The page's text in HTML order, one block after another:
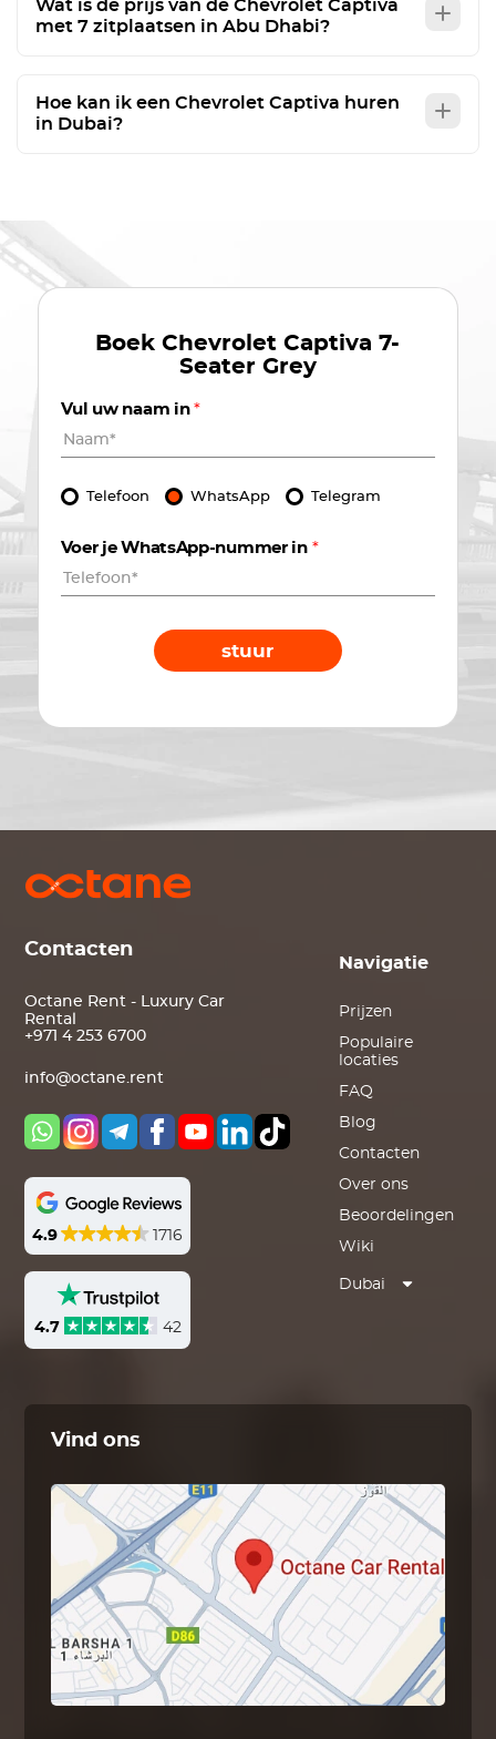
Wat is de prijs van de Chevrolet Captiva
met 7 zitplaatsen in Abu Dhabi?
Hoe kan ik een Chevrolet Captiva huren
in Dubai?
BoekChevrolet Captiva 7-
Seater Grey
Vul uw naam in*
Telefoon WhatsApp Telegram
Voer je WhatsApp-nummer in *
stuur
Contacten
Octane Rent - Luxury Car
Rental
+971 4 253 6700
info@octane.rent
4.9 1716
4.7 42
Navigatie
Prijzen
Populaire
locaties
FAQ
Blog
Contacten
Over ons
Beoordelingen
Wiki
Dubai
Vind ons